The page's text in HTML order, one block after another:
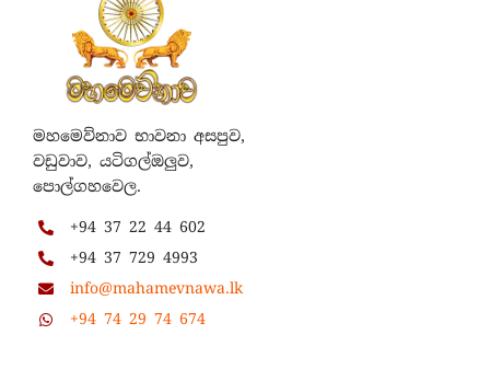
මහමෙව්නාව භාවනා අසපුව,
වඩුවාව, යටිගල්ඔලුව,
පොල්ගහවෙල.
+94 37 22 44 602
+94 37 729 4993
info@mahamevnawa.lk
+94 74 29 74 674